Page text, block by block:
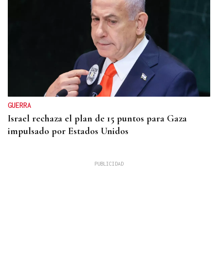
GUERRA
Israel rechaza el plan de 15 puntos para Gaza
impulsado por Estados Unidos